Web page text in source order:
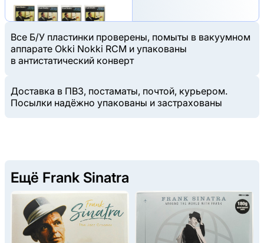
Все Б/У пластинки проверены, помыты в вакуумном
аппарате Okki Nokki RCM и упакованы
в антистатический конверт
Доставка в ПВЗ, постаматы, почтой, курьером.
Посылки надёжно упакованы и застрахованы
Ещё Frank Sinatra